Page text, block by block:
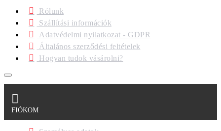
Rólunk
Szállítási információk
Adatvédelmi nyilatkozat - GDPR
Általános szerződési feltételek
Hogyan tudok vásárolni?
FIÓKOM